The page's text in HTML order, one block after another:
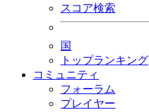
スコア検索
国
トップランキング
コミュニティ
フォーラム
プレイヤー